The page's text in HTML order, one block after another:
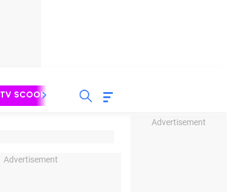
Advertisement
TV SCOOP LIRIK
Advertisement